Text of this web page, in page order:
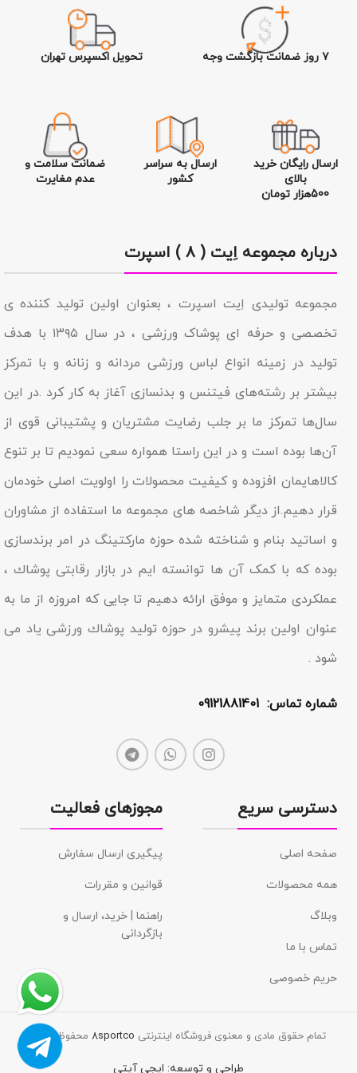
۷ روز ضمانت بازگشت وجه تحویل اکسپرس تهران
ارسال رایگان خرید
بالای
500هزار تومان
ارسال به سراسر
کشور
ضمانت سلامت و
عدم مغایرت
درباره مجموعه اِیت ( ۸ ) اسپرت
مجموعه تولیدى اِیت اسپرت ، بعنوان اولین تولید کننده ی
تخصصی و حرفه ای پوشاک ورزشی ، در سال ۱۳۹۵ با هدف
تولید در زمینه انواع لباس ورزشی مردانه و زنانه و با تمرکز
بیشتر بر رشته‌های فیتنس و بدنسازی آغاز به کار کرد .در این
سال‌ها تمرکز ما بر جلب رضایت مشتریان و پشتیبانی قوی از
آن‌ها بوده است و در این راستا همواره سعی نمودیم تا بر تنوع
کالاهایمان افزوده و کیفیت محصولات را اولویت اصلی خودمان
قرار دهیم.از دیگر شاخصه هاى مجموعه ما استفاده از مشاوران
و اساتید بنام و شناخته شده حوزه مارکتینگ در امر برندسازى
بوده که با کمک آن ها توانسته ایم در بازار رقابتى پوشاك ،
عملکردى متمایز و موفق ارائه دهیم تا جایى که امروزه از ما به
عنوان اولین برند پیشرو در حوزه تولید پوشاك ورزشی یاد مى
شود .
شماره تماس: 09121881401
دسترسی سریع
صفحه اصلی
همه محصولات
وبلاگ
تماس با ما
حریم خصوصی
مجوزهای فعالیت
پیگیری ارسال سفارش
قوانین و مقررات
راهنما | خرید، ارسال و
بازگردانی
تمام حقوق مادی و معنوی فروشگاه اینترنتی 8sportcoمحفوظ است.
طراحی و توسعه: ایجی آیتی